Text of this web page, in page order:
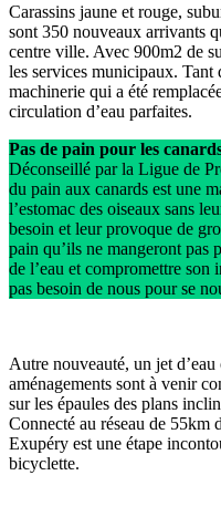
Carassins jaune et rouge,
sont 350 nouveaux arrivants
centre ville. Avec 900m2 de
les services municipaux. Tant
machinerie qui a été
circulation d’eau parfaites.
Pas de pain pour les
Déconseillé par la Ligue de
du pain aux canards est une
l’estomac des oiseaux sans
besoin et leur provoque de
pain qu’ils ne mangeront pas
de l’eau et compromettre
pas besoin de nous pour se
Autre nouveauté, un jet
aménagements sont à venir
sur les épaules des plans
Connecté au réseau de 55km
Exupéry est une étape
bicyclette.